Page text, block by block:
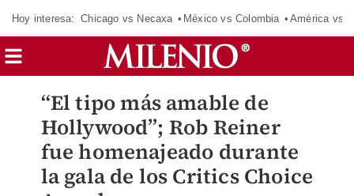
Hoy interesa: Chicago vs Necaxa México vs Colombia América vs
“El tipo más amable de
Hollywood”; Rob Reiner
fue homenajeado durante
la gala de los Critics Choice